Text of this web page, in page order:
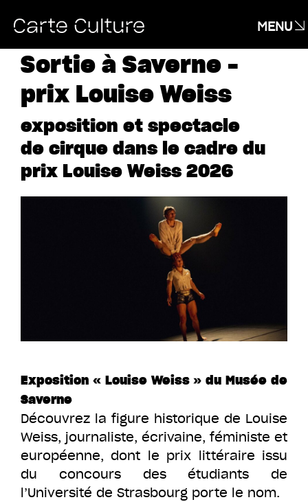
MENU
Sortie à Saverne –
prix Louise Weiss
exposition et spectacle
de cirque dans le cadre du
prix Louise Weiss 2026
Exposition « Louise Weiss » du Musée de
Saverne
Découvrez la figure historique de Louise
Weiss, journaliste, écrivaine, féministe et
européenne, dont le prix littéraire issu
du concours des étudiants de
l’Université de Strasbourg porte le nom.